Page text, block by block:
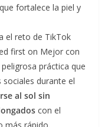
fortalece la piel y
el reto de TikTok
first on Mejor con
práctica que
durante el
al sol sin
con el